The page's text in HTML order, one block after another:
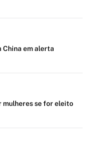
China em alerta
mulheres se for eleito